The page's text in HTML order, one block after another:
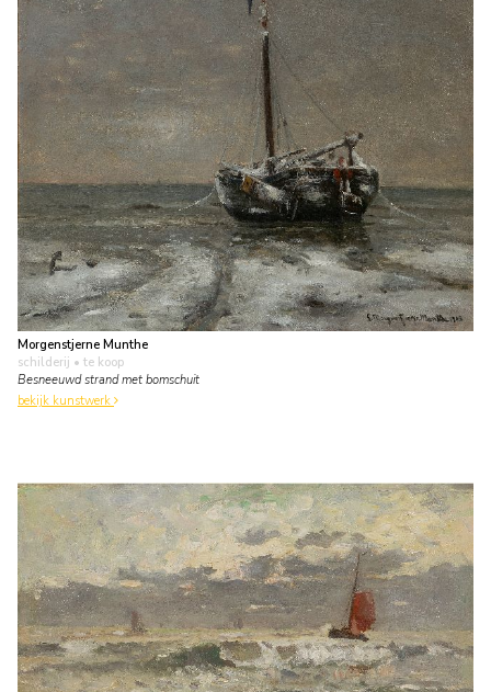
Morgenstjerne Munthe
schilderij • te koop
Besneeuwd strand met bomschuit
bekijk kunstwerk